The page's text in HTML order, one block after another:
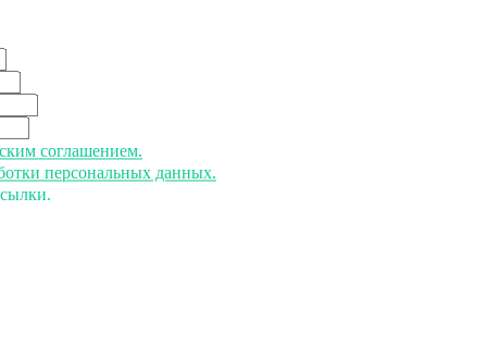
соглашением.
персональных данных.